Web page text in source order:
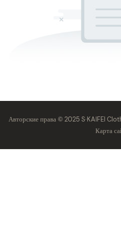
Авторские права © 2025 S·KAIFEI
Карта